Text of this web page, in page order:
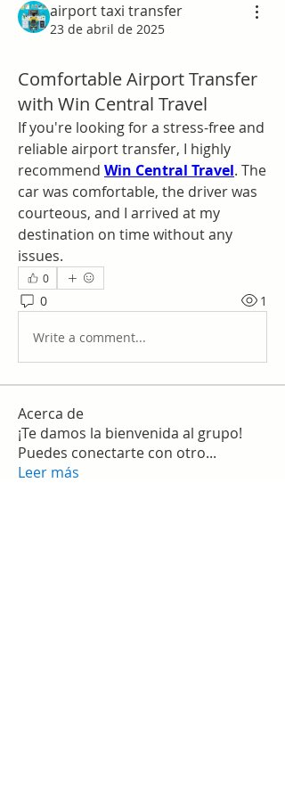
airport taxi transfer
23 de abril de 2025
Comfortable Airport Transfer
with Win Central Travel
If you're looking for a stress-free and
reliable airport transfer, I highly
recommend Win Central Travel. The
car was comfortable, the driver was
courteous, and I arrived at my
destination on time without any
issues.
0
0 1
Write a comment...
Acerca de
¡Te damos la bienvenida al grupo!
Puedes conectarte con otro...
Leer más